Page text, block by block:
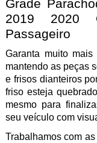
Grade
2019 2020
Passageiro
Garanta muito
mantendo as peças
e frisos dianteiros
friso esteja
mesmopara
seu veículo com
Trabalhamos com